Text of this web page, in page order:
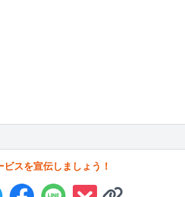
ビスを宣伝しましょう！